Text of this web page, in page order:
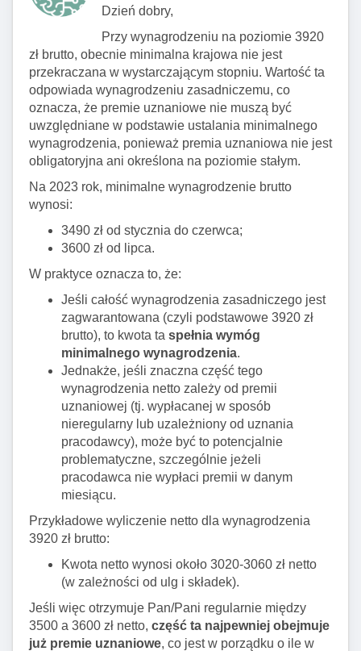
Dzień dobry,
Przy wynagrodzeniu na poziomie 3920
zł brutto, obecnie minimalna krajowa nie jest
przekraczana w wystarczającym stopniu. Wartość ta
odpowiada wynagrodzeniu zasadniczemu, co
oznacza, że premie uznaniowe nie muszą być
uwzględniane w podstawie ustalania minimalnego
wynagrodzenia, ponieważ premia uznaniowa nie jest
obligatoryjna ani określona na poziomie stałym.
Na 2023 rok, minimalne wynagrodzenie brutto
wynosi:
3490 zł od stycznia do czerwca;
3600 zł od lipca.
W praktyce oznacza to, że:
Jeśli całość wynagrodzenia zasadniczego jest
zagwarantowana (czyli podstawowe 3920 zł
brutto), to kwota ta spełnia wymóg
minimalnego wynagrodzenia.
Jednakże, jeśli znaczna część tego
wynagrodzenia netto zależy od premii
uznaniowej (tj. wypłacanej w sposób
nieregularny lub uzależniony od uznania
pracodawcy), może być to potencjalnie
problematyczne, szczególnie jeżeli
pracodawca nie wypłaci premii w danym
miesiącu.
Przykładowe wyliczenie netto dla wynagrodzenia
3920 zł brutto:
Kwota netto wynosi około 3020-3060 zł netto
(w zależności od ulg i składek).
Jeśli więc otrzymuje Pan/Pani regularnie między
3500 a 3600 zł netto, część ta najpewniej obejmuje
już premie uznaniowe, co jest w porządku o ile w